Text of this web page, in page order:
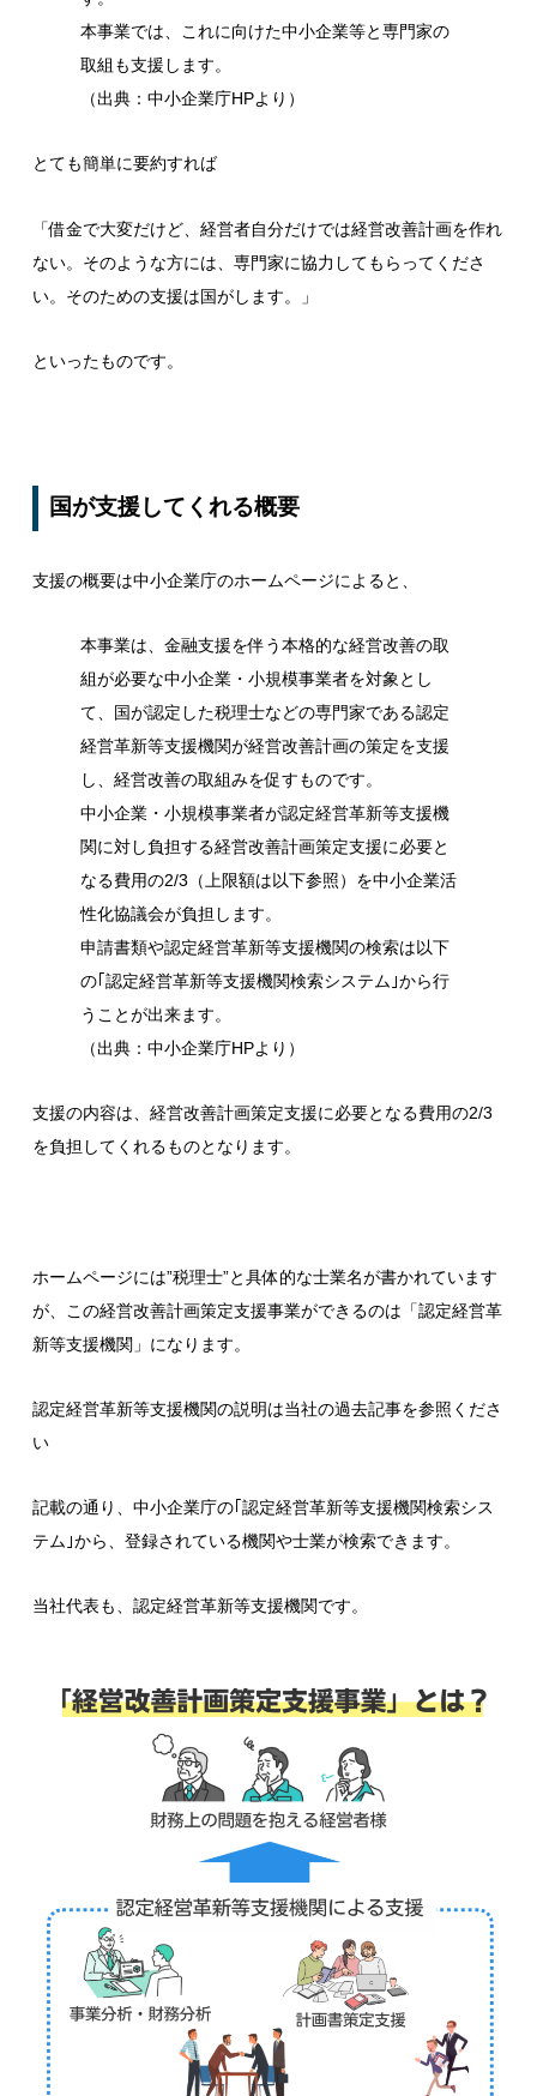
本事業では、これに向けた中小企業等と専門家の
取組も支援します。
（出典：中小企業庁HPより）
とても簡単に要約すれば
「借金で大変だけど、経営者自分だけでは経営改善計画を作れ
ない。そのような方には、専門家に協力してもらってくださ
い。そのための支援は国がします。」
といったものです。
国が支援してくれる概要
支援の概要は中小企業庁のホームページによると、
本事業は、金融支援を伴う本格的な経営改善の取
組が必要な中小企業・小規模事業者を対象とし
て、国が認定した税理士などの専門家である認定
経営革新等支援機関が経営改善計画の策定を支援
し、経営改善の取組みを促すものです。
中小企業・小規模事業者が認定経営革新等支援機
関に対し負担する経営改善計画策定支援に必要と
なる費用の2/3（上限額は以下参照）を中小企業活
性化協議会が負担します。
申請書類や認定経営革新等支援機関の検索は以下
の｢認定経営革新等支援機関検索システム｣から行
うことが出来ます。
（出典：中小企業庁HPより）
支援の内容は、経営改善計画策定支援に必要となる費用の2/3
を負担してくれるものとなります。
ホームページには”税理士”と具体的な士業名が書かれています
が、この経営改善計画策定支援事業ができるのは「認定経営革
新等支援機関」になります。
認定経営革新等支援機関の説明は当社の過去記事を参照くださ
い
記載の通り、中小企業庁の｢ 認定経営革新等支援機関検索シス
テム ｣から、登録されている機関や士業が検索できます。
当社代表も、認定経営革新等支援機関です。